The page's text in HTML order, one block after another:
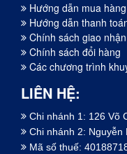
Hướng dẫn mua
Hướng dẫn thanh
Chính sách giao
Chính sách đổi hàng
Các chương trình
LIÊN HỆ:
Chi nhánh 1: 126 Võ
Chi nhánh 2:
Mã số thuế: